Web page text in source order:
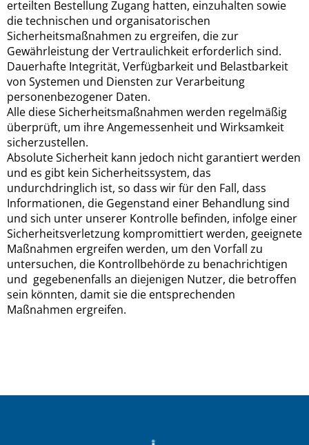
erteilten Bestellung Zugang hatten, einzuhalten sowie
die technischen und organisatorischen
Sicherheitsmaßnahmen zu ergreifen, die zur
Gewährleistung der Vertraulichkeit erforderlich sind.
Dauerhafte Integrität, Verfügbarkeit und Belastbarkeit
von Systemen und Diensten zur Verarbeitung
personenbezogener Daten.
Alle diese Sicherheitsmaßnahmen werden regelmäßig
überprüft, um ihre Angemessenheit und Wirksamkeit
sicherzustellen.
Absolute Sicherheit kann jedoch nicht garantiert werden
und es gibt kein Sicherheitssystem, das
undurchdringlich ist, so dass wir für den Fall, dass
Informationen, die Gegenstand einer Behandlung sind
und sich unter unserer Kontrolle befinden, infolge einer
Sicherheitsverletzung kompromittiert werden, geeignete
Maßnahmen ergreifen werden, um den Vorfall zu
untersuchen, die Kontrollbehörde zu benachrichtigen
und gegebenenfalls an diejenigen Nutzer, die betroffen
sein könnten, damit sie die entsprechenden
Maßnahmen ergreifen.